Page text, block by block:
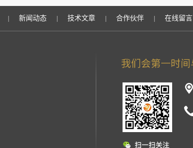
新闻动态 技术文章 合作伙伴 在线留言